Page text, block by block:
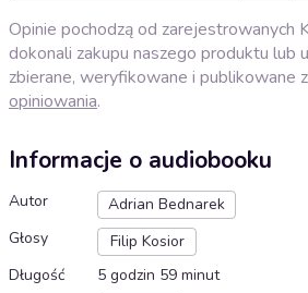
Opinie pochodzą od zarejestrowanych
dokonali zakupu naszego produktu lub
zbierane, weryfikowane i publikowane
opiniowania.
Informacje o audiobooku
Autor
Adrian Bednarek
Głosy
Filip Kosior
Długość
5 godzin 59 minut